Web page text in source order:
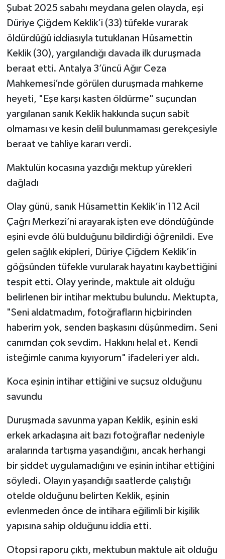
Şubat 2025 sabahı meydana gelen olayda, eşi
Düriye Çiğdem Keklik’i (33) tüfekle vurarak
öldürdüğü iddiasıyla tutuklanan Hüsamettin
Keklik (30), yargılandığı davada ilk duruşmada
beraat etti. Antalya 3’üncü Ağır Ceza
Mahkemesi’nde görülen duruşmada mahkeme
heyeti, "Eşe karşı kasten öldürme" suçundan
yargılanan sanık Keklik hakkında suçun sabit
olmaması ve kesin delil bulunmaması gerekçesiyle
beraat ve tahliye kararı verdi.
Maktulün kocasına yazdığı mektup yürekleri
dağladı
Olay günü, sanık Hüsamettin Keklik’in 112 Acil
Çağrı Merkezi’ni arayarak işten eve döndüğünde
eşini evde ölü bulduğunu bildirdiği öğrenildi. Eve
gelen sağlık ekipleri, Düriye Çiğdem Keklik’in
göğsünden tüfekle vurularak hayatını kaybettiğini
tespit etti. Olay yerinde, maktule ait olduğu
belirlenen bir intihar mektubu bulundu. Mektupta,
"Seni aldatmadım, fotoğrafların hiçbirinden
haberim yok, senden başkasını düşünmedim. Seni
canımdan çok sevdim. Hakkını helal et. Kendi
isteğimle canıma kıyıyorum" ifadeleri yer aldı.
Koca eşinin intihar ettiğini ve suçsuz olduğunu
savundu
Duruşmada savunma yapan Keklik, eşinin eski
erkek arkadaşına ait bazı fotoğraflar nedeniyle
aralarında tartışma yaşandığını, ancak herhangi
bir şiddet uygulamadığını ve eşinin intihar ettiğini
söyledi. Olayın yaşandığı saatlerde çalıştığı
otelde olduğunu belirten Keklik, eşinin
evlenmeden önce de intihara eğilimli bir kişilik
yapısına sahip olduğunu iddia etti.
Otopsi raporu çıktı, mektubun maktule ait olduğu